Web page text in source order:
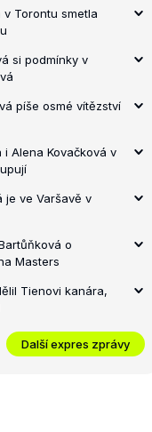
v Torontu smetla
si podmínky v
píše osmé vítězství
i Alena Kovačková v
je ve Varšavě v
o
Masters
Tienovi kanára,
Další expres zprávy